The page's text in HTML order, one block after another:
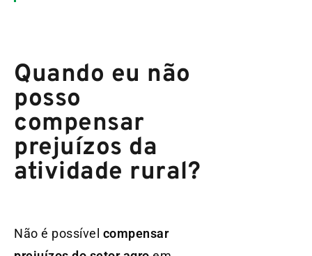
Quando eu não
posso
compensar
prejuízos da
atividade rural?
Não é possível compensar